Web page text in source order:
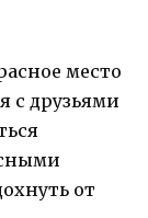
место
с друзьями
от